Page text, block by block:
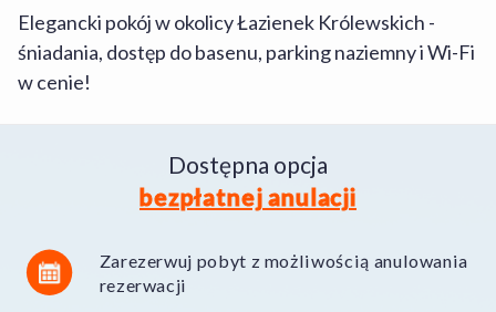
Elegancki pokój w okolicy Łazienek Królewskich -
śniadania, dostęp do basenu, parking naziemny i Wi-Fi
w cenie!
Dostępna opcja
bezpłatnej anulacji
Zarezerwuj pobyt z możliwością anulowania
rezerwacji